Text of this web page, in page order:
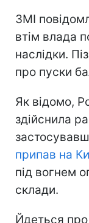
ЗМІ
втім влада
наслідки.
про пуски
Як відомо,
здійснила
припав на
під вогнем
склади.
Йдеться про